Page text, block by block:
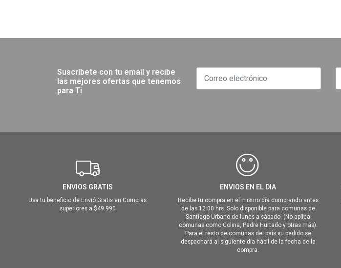
Suscríbete con tu email y recibe
las mejores ofertas que tenemos
para Ti
ENVIOS GRATIS
Usa tu beneficio de Envió Gratis en Compras
superiores a $49.990
ENVIOS EN EL DIA
Recibe tu compra en el mismo día comprando antes
de las 12:00 hrs. Solo disponible para comunas de
Santiago Urbano de lunes a sábado. (No aplica
comunas como Colina, Padre Hurtado y otras más).
Para el resto de comunas del país su pedido se
despachará al siguiente día hábil de la fecha de la
compra.